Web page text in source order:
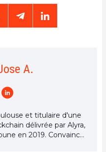
A.
et titulaire d'une
délivrée par Alyra,
en 2019. Convaincu